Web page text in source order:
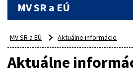
MV SR a EÚ
MV SR a EÚ Aktuálne informácie
Aktuálne